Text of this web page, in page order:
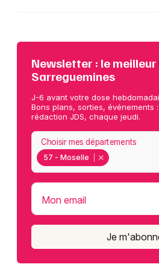
Newsletter : le meilleur
Sarreguemines
J-6 avant votre dose
Bons plans, sorties, événements
rédaction JDS, chaque jeudi.
57 - Moselle
Choisir mes départements
Mon email
Je